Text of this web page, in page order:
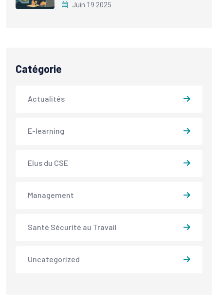
Juin 19 2025
Catégorie
Actualités
E-learning
Elus du CSE
Management
Santé Sécurité au Travail
Uncategorized